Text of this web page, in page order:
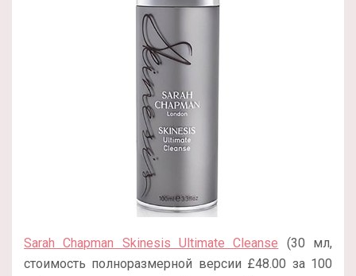
Sarah Chapman Skinesis Ultimate Cleanse (30 мл,
стоимость полноразмерной версии £48.00 за 100